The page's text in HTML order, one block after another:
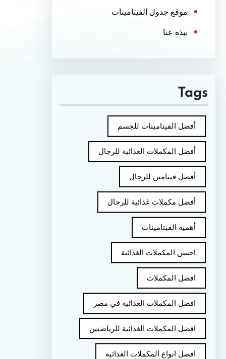
موقع جدول الفيتامينات
نبذه عنا
Tags
أفضل الفيتامينات للجسم
أفضل المكملات الغذائية للرجال
أفضل فيتامين للرجال
أفضل مكملات غذائية للرجال
أهمية الفيتامينات
احسن المكملات الغذائية
افضل المكملات
افضل المكملات الغذائية في مصر
افضل المكملات الغذائية للرياضيين
افضل انواع المكملات الغذائيه